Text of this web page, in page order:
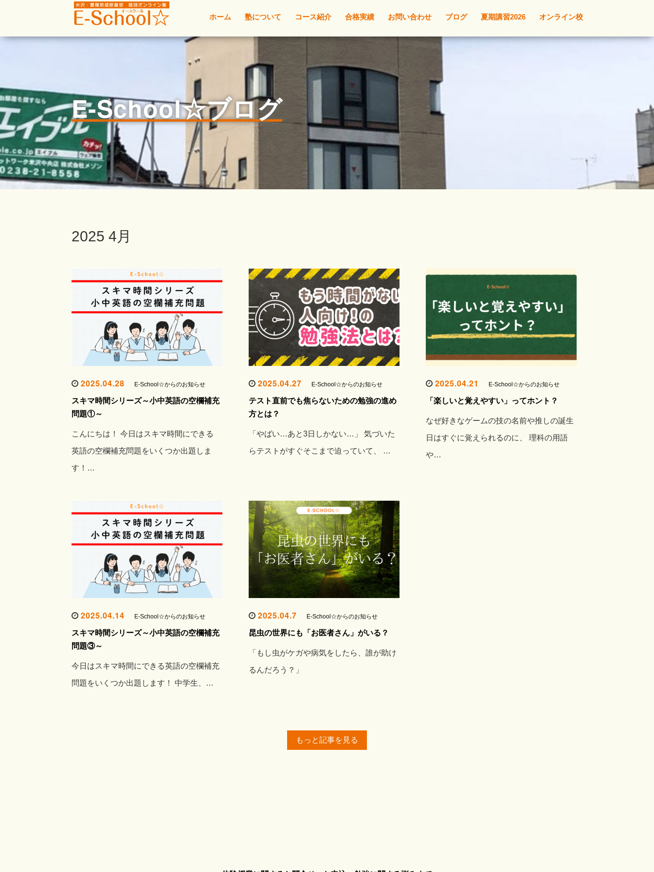
ホーム 塾について コース紹介 合格実績 お問い合わせ ブログ 夏期講習2026 オンライン校
E-School☆ブログ
2025 4月
2025.04.28 E-School☆からのお知らせ
スキマ時間シリーズ～小中英語の空欄補充
問題①～
こんにちは！ 今日はスキマ時間にできる
英語の空欄補充問題をいくつか出題しま
す！…
2025.04.27 E-School☆からのお知らせ
テスト直前でも焦らないための勉強の進め
方とは？
「やばい…あと3日しかない…」 気づいた
らテストがすぐそこまで迫っていて、 …
2025.04.21 E-School☆からのお知らせ
「楽しいと覚えやすい」ってホント？
なぜ好きなゲームの技の名前や推しの誕生
日はすぐに覚えられるのに、 理科の用語
や…
2025.04.14 E-School☆からのお知らせ
スキマ時間シリーズ～小中英語の空欄補充
問題③～
今日はスキマ時間にできる英語の空欄補充
問題をいくつか出題します！ 中学生、…
2025.04.7 E-School☆からのお知らせ
昆虫の世界にも「お医者さん」がいる？
「もし虫がケガや病気をしたら、誰が助け
るんだろう？」
もっと記事を見る